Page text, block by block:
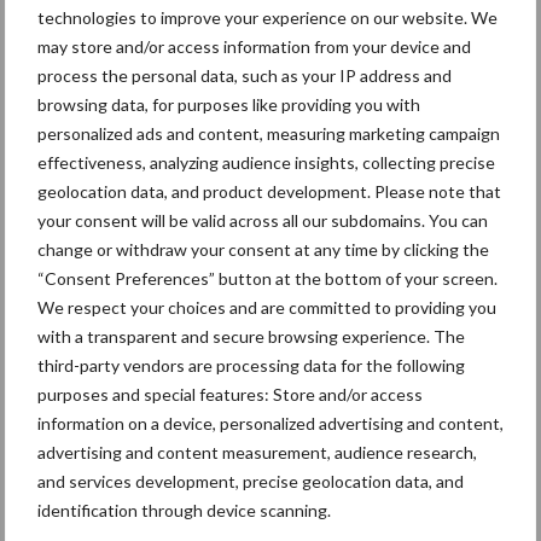
technologies to improve your experience on our website. We
may store and/or access information from your device and
process the personal data, such as your IP address and
browsing data, for purposes like providing you with
personalized ads and content, measuring marketing campaign
effectiveness, analyzing audience insights, collecting precise
geolocation data, and product development. Please note that
your consent will be valid across all our subdomains. You can
change or withdraw your consent at any time by clicking the
“Consent Preferences” button at the bottom of your screen.
We respect your choices and are committed to providing you
with a transparent and secure browsing experience. The
third-party vendors are processing data for the following
purposes and special features: Store and/or access
information on a device, personalized advertising and content,
advertising and content measurement, audience research,
and services development, precise geolocation data, and
identification through device scanning.
Van onze partner AI Total
Dochtergroep Andy-Red
toont ontwikkeling laatste
jaren
Van onze partner AI Total
Indexdraai AI Total: Dr. No,
Space en Lotto-Red stijgen
flink
Themapagina's
Diergezondheid Bemesting Fokkerij